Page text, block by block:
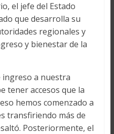
el jefe del Estado
que desarrolla su
regionales y
y bienestar de la
ingreso a nuestra
tener accesos que la
hemos comenzado a
transfiriendo más de
Posteriormente, el